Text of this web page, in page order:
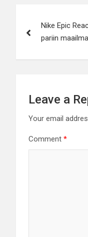
Nike Epic
pariin
Leave a
Your email
Comment *